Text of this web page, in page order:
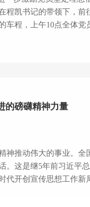
程凯书记的带领下，
车程，上午10点全体
的磅礴精神力量
神推动伟大的事业。全
这是继5年前习近平
宣传思想工作新局面，具